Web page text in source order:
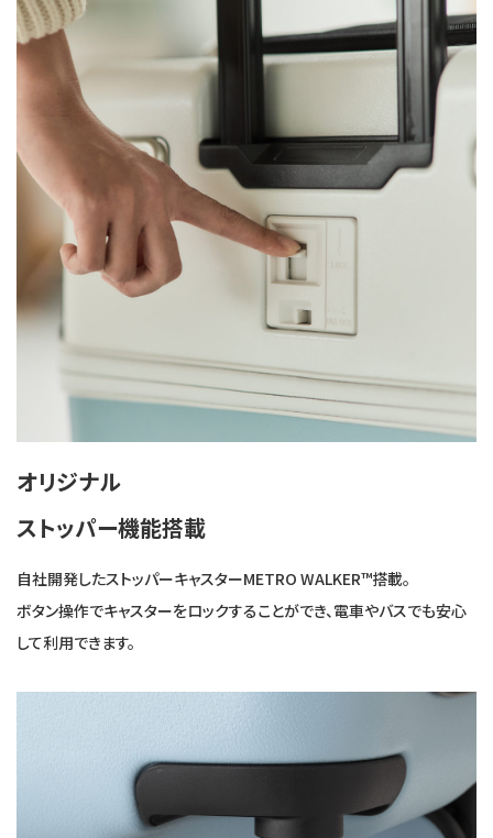
オリジナル
ストッパー機能搭載
自社開発したストッパーキャスターMETRO WALKER™搭載。
ボタン操作でキャスターをロックすることができ、電車やバスでも安心
して利用できます。